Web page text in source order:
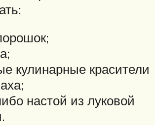
кулинарные красители
настой из луковой